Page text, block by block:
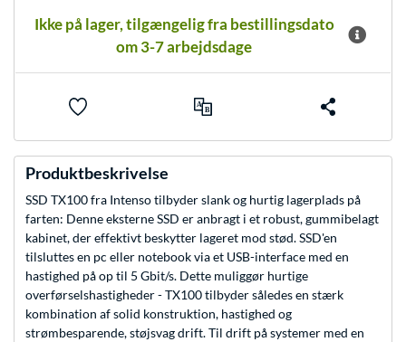
Ikke på lager, tilgængelig fra bestillingsdato
om 3-7 arbejdsdage
Produktbeskrivelse
SSD TX100 fra Intenso tilbyder slank og hurtig lagerplads på
farten: Denne eksterne SSD er anbragt i et robust, gummibelagt
kabinet, der effektivt beskytter lageret mod stød. SSD'en
tilsluttes en pc eller notebook via et USB-interface med en
hastighed på op til 5 Gbit/s. Dette muliggør hurtige
overførselshastigheder - TX100 tilbyder således en stærk
kombination af solid konstruktion, hastighed og
strømbesparende, støjsvag drift. Til drift på systemer med en